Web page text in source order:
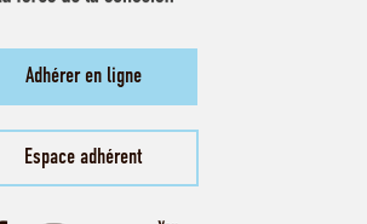
Adhérer en ligne
Espace adhérent